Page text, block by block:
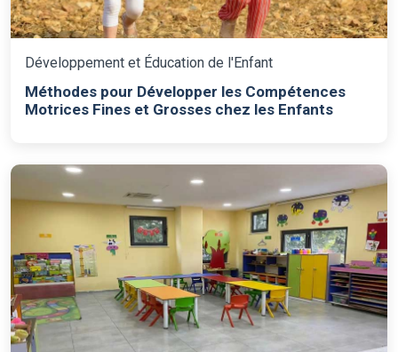
Développement et Éducation de l'Enfant
Méthodes pour Développer les Compétences
Motrices Fines et Grosses chez les Enfants